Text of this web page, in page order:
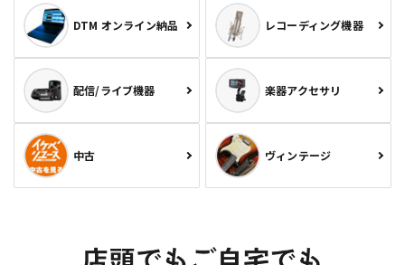
DTM オンライン納品 レコーディング機器
配信/ライブ機器 楽器アクセサリ
中古 ヴィンテージ